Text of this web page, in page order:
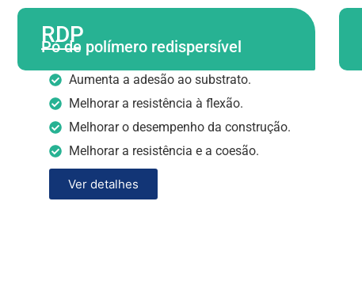
RDP
Pó de polímero redispersível
Aumenta a adesão ao substrato.
Melhorar a resistência à flexão.
Melhorar o desempenho da construção.
Melhorar a resistência e a coesão.
Ver detalhes